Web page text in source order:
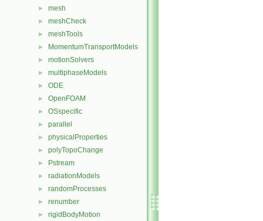
► mesh
► meshCheck
► meshTools
► MomentumTransportModels
► motionSolvers
► multiphaseModels
► ODE
► OpenFOAM
► OSspecific
► parallel
► physicalProperties
► polyTopoChange
► Pstream
► radiationModels
► randomProcesses
► renumber
► rigidBodyMotion